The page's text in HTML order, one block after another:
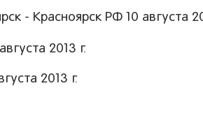
- Красноярск РФ 10 августа
2013 г.
2013 г.